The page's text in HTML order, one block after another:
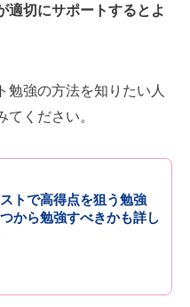
適切にサポートするとよ
勉強の方法を知りたい人
ください。
トで高得点を狙う勉強
から勉強すべきかも詳し